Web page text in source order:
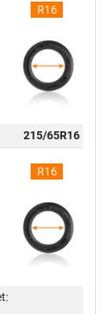
R16
215/65R16
R16